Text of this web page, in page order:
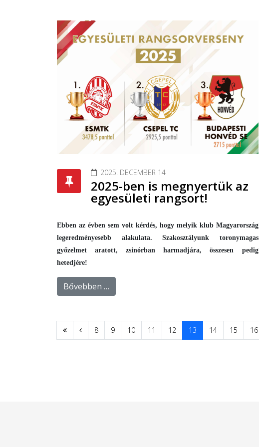
2025. DECEMBER 14
2025-ben is megnyertük az
egyesületi rangsort!
Ebben az évben sem volt kérdés, hogy melyik klub Magyarország
legeredményesebb alakulata. Szakosztályunk toronymagas
győzelmet aratott, zsinórban harmadjára, összesen pedig
hetedjére!
Bővebben …
8 9 10 11 12 13 14 15 16